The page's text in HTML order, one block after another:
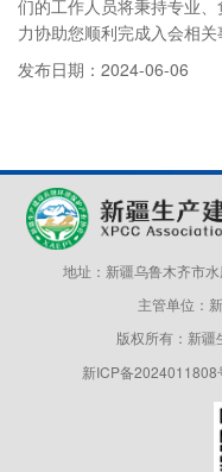
们的工作人员将秉持专业
力协助您顺利完成入会相关
发布日期： 2024-06-06
地址：新疆乌鲁木齐市
主管单位：
版权所有：新
新ICP备2024011808